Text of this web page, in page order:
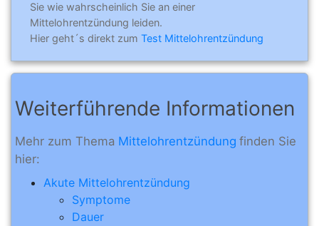
Sie wie wahrscheinlich Sie an einer
Mittelohrentzündung leiden.
Hier geht´s direkt zum Test Mittelohrentzündung
Weiterführende Informationen
Mehr zum Thema Mittelohrentzündung finden Sie
hier:
Akute Mittelohrentzündung
Symptome
Dauer